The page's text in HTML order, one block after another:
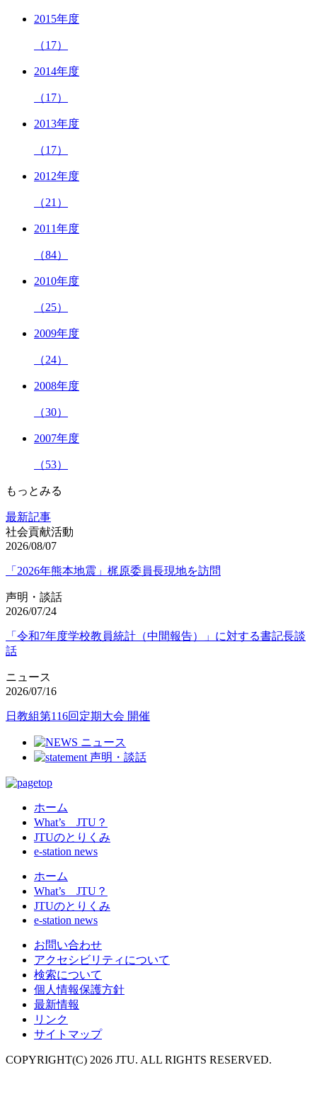
2015年度
（17）
2014年度
（17）
2013年度
（17）
2012年度
（21）
2011年度
（84）
2010年度
（25）
2009年度
（24）
2008年度
（30）
2007年度
（53）
もっとみる
最新記事
社会貢献活動
2026/08/07
「2026年熊本地震」梶原委員長現地を訪問
声明・談話
2026/07/24
「令和7年度学校教員統計（中間報告）」に対する書記長談
話
ニュース
2026/07/16
日教組第116回定期大会 開催
ホーム
What’s JTU？
JTUのとりくみ
e-station news
ホーム
What’s JTU？
JTUのとりくみ
e-station news
お問い合わせ
アクセシビリティについて
検索について
個人情報保護方針
最新情報
リンク
サイトマップ
COPYRIGHT(C) 2026 JTU. ALL RIGHTS RESERVED.